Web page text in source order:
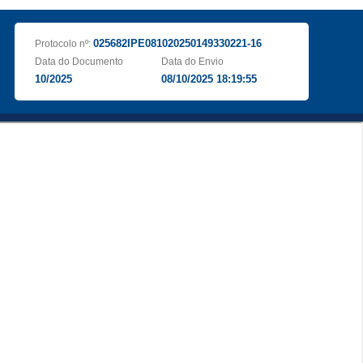
Protocolo nº: 025682IPE081020250149330221-16
Data do Documento
10/2025
Data do Envio
08/10/2025 18:19:55